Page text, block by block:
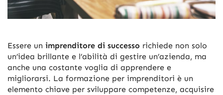
Essere un imprenditore di successo richiede non solo
un’idea brillante e l’abilità di gestire un’azienda, ma
anche una costante voglia di apprendere e
migliorarsi. La formazione per imprenditori è un
elemento chiave per sviluppare competenze, acquisire